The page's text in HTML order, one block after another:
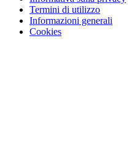
Termini di utilizzo
Informazioni generali
Cookies